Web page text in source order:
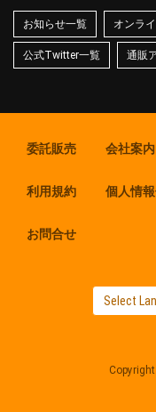
お知らせ一覧 オンラ
公式Twitter一覧 通販
委託販売 会社案内
利用規約 個人情
お問合せ
Copyright